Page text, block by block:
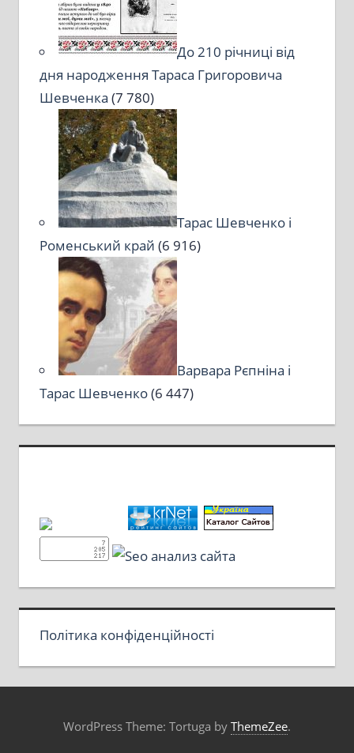
До 210 річниці від
дня народження Тараса Григоровича
Шевченка (7 780)
Тарас Шевченко і
Роменський край (6 916)
Варвара Рєпніна і
Тарас Шевченко(6 447)
Політика конфіденційності
WordPress Theme: Tortuga by ThemeZee.